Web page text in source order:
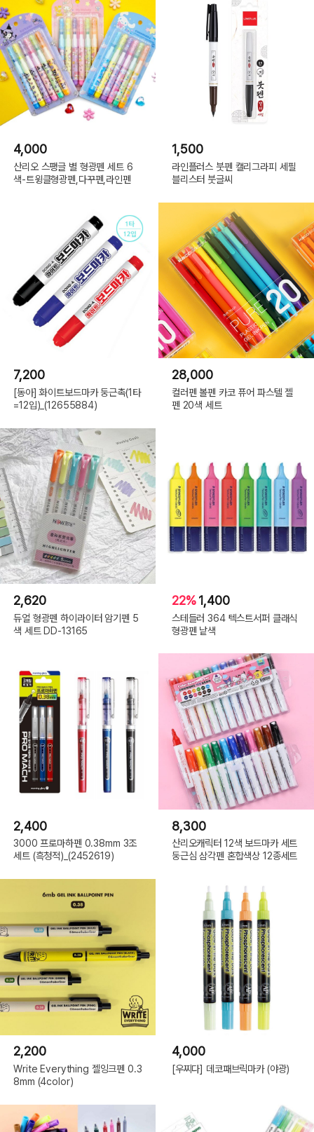
4,000
산리오 스팽글 별 형광펜 세트 6
색-트윙클형광펜,다꾸펜,라인펜
1,500
라인플러스 붓펜 캘리그라피 세필
블리스터 붓글씨
7,200
[동아] 화이트보드마카 둥근촉(1타
=12입)_(12655884)
28,000
컬러펜 볼펜 카코 퓨어 파스텔 젤
펜 20색 세트
2,620
듀얼 형광펜 하이라이터 암기펜 5
색 세트 DD-13165
22%1,400
스테들러 364 텍스트서퍼 클래식
형광펜 낱색
2,400
3000 프로마하펜 0.38mm 3조
세트 (흑청적)_(2452619)
8,300
산리오캐릭터 12색 보드마카 세트
둥근심 삼각펜 혼합색상 12종세트
2,200
Write Everything 젤잉크펜 0.3
8mm (4color)
4,000
[우찌다] 데코패브릭마카 (야광)